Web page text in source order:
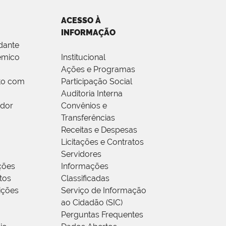
com
ACESSO À
INFORMAÇÃO
Institucional
Ações e Programas
Participação Social
Auditoria Interna
Convênios e
Transferências
Receitas e Despesas
Licitações e Contratos
Servidores
Informações
Classificadas
Serviço de Informação
ao Cidadão (SIC)
Perguntas Frequentes